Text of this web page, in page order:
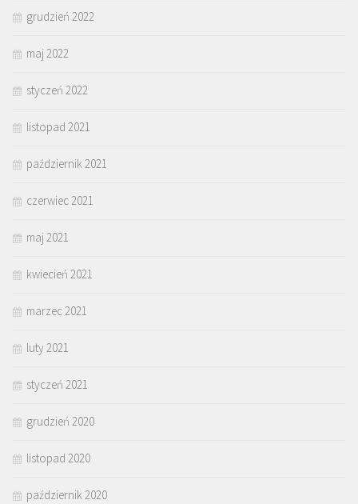
grudzień 2022
maj 2022
styczeń 2022
listopad 2021
październik 2021
czerwiec 2021
maj 2021
kwiecień 2021
marzec 2021
luty 2021
styczeń 2021
grudzień 2020
listopad 2020
październik 2020